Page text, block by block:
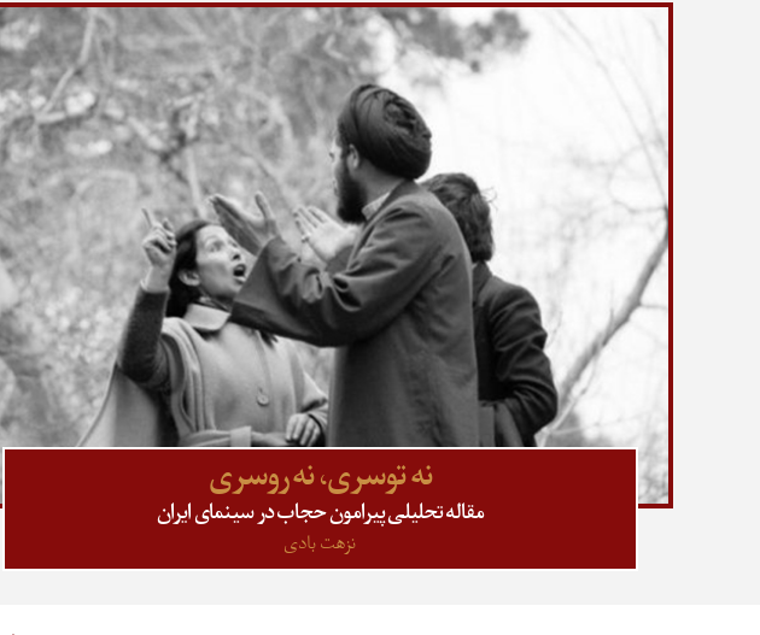
نه توسری، نه روسری
مقاله تحلیلی پیرامون حجاب در سینمای ایران
نزهت بادی